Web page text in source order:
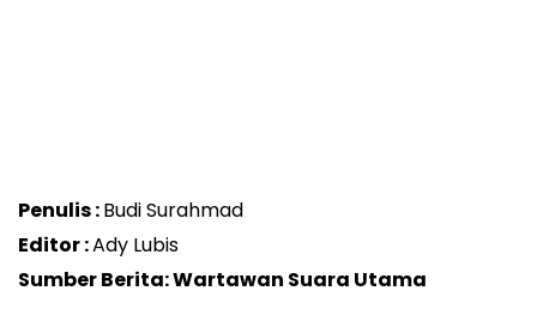
Penulis :Budi Surahmad
Editor :Ady Lubis
Sumber Berita: Wartawan Suara Utama